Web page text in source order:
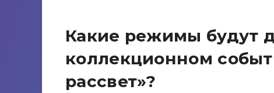
Какие режимы будут
коллекционном
рассвет»?